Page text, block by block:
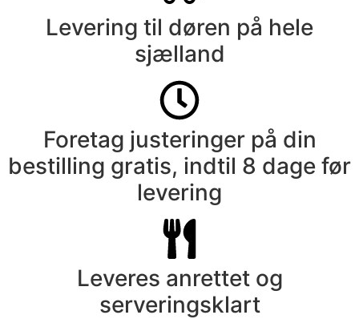
Levering til døren på hele
sjælland
Foretag justeringer på din
bestilling gratis, indtil 8 dage før
levering
Leveres anrettet og
serveringsklart